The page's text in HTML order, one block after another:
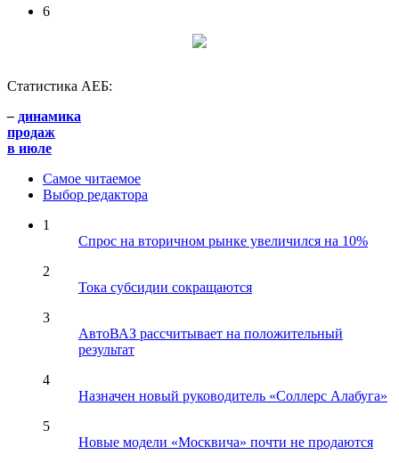
6
Статистика АЕБ:
– динамика
продаж
в июле
Самое читаемое
Выбор редактора
1
Спрос на вторичном рынке увеличился на 10%
2
Тока субсидии сокращаются
3
АвтоВАЗ рассчитывает на положительный
результат
4
Назначен новый руководитель «Соллерс Алабуга»
5
Новые модели «Москвича» почти не продаются